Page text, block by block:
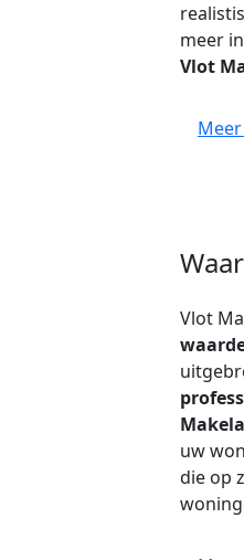
meer
Vlot
Vlot
uw
die op